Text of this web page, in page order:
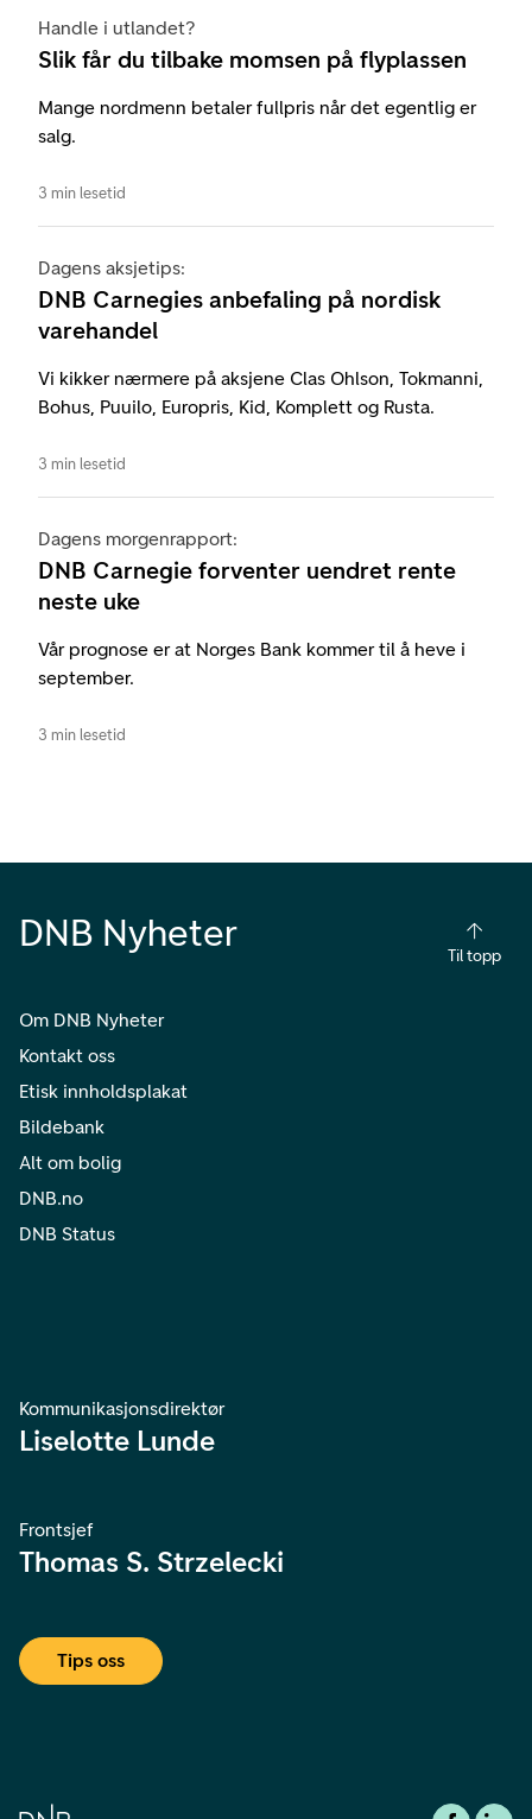
Handle i utlandet?
Slik får du tilbake momsen på flyplassen
Mange nordmenn betaler fullpris når det egentlig er
salg.
3 min lesetid
Dagens aksjetips:
DNB Carnegies anbefaling på nordisk
varehandel
Vi kikker nærmere på aksjene Clas Ohlson, Tokmanni,
Bohus, Puuilo, Europris, Kid, Komplett og Rusta.
3 min lesetid
Dagens morgenrapport:
DNB Carnegie forventer uendret rente
neste uke
Vår prognose er at Norges Bank kommer til å heve i
september.
3 min lesetid
DNB Nyheter
Til topp
Om DNB Nyheter
Kontakt oss
Etisk innholdsplakat
Bildebank
Alt om bolig
DNB.no
DNB Status
Kommunikasjonsdirektør
Liselotte Lunde
Frontsjef
Thomas S. Strzelecki
Tips oss